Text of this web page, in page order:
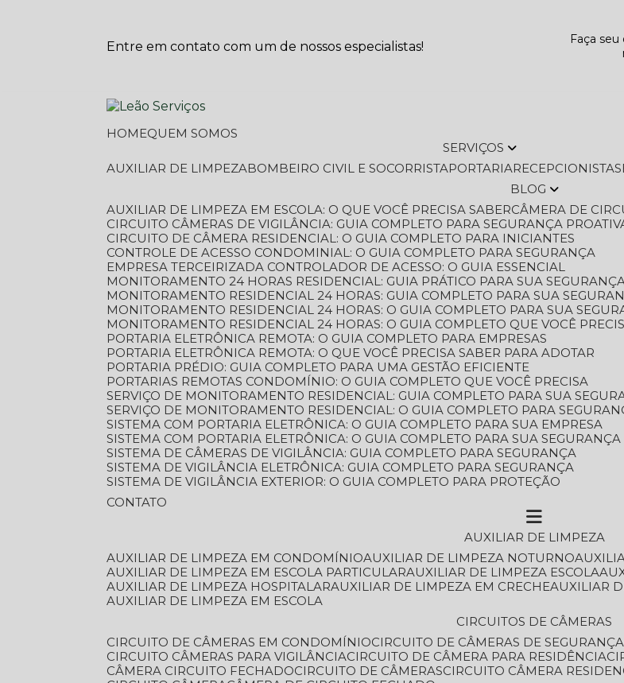
Entre em contato com um de nossos especialistas!
Faça
HOME
QUEM SOMOS
SERVIÇOS
AUXILIAR DE LIMPEZA
BOMBEIRO CIVIL E SOCORRISTA PORTARIA RECEPCIONISTA
BLOG
AUXILIAR DE LIMPEZA EM ESCOLA: O QUE VOCÊ PRECISA SABER
CÂMERA DE
CIRCUITO CÂMERAS DE VIGILÂNCIA: GUIA COMPLETO PARA SEGURANÇA
CIRCUITO DE CÂMERA RESIDENCIAL: O GUIA COMPLETO PARA INICIANTES
CONTROLE DE ACESSO CONDOMINIAL: O GUIA COMPLETO PARA SEGURANÇA
EMPRESA TERCEIRIZADA CONTROLADOR DE ACESSO: O GUIA ESSENCIAL
MONITORAMENTO 24 HORAS RESIDENCIAL: GUIA PRÁTICO PARA SUA
MONITORAMENTO RESIDENCIAL 24 HORAS: GUIA COMPLETO PARA SUA
MONITORAMENTO RESIDENCIAL 24 HORAS: O GUIA COMPLETO PARA SUA
MONITORAMENTO RESIDENCIAL 24 HORAS: O GUIA COMPLETO QUE VOCÊ
PORTARIA ELETRÔNICA REMOTA: O GUIA COMPLETO PARA EMPRESAS
PORTARIA ELETRÔNICA REMOTA: O QUE VOCÊ PRECISA SABER PARA ADOTAR
PORTARIA PRÉDIO: GUIA COMPLETO PARA UMA GESTÃO EFICIENTE
PORTARIAS REMOTAS CONDOMÍNIO: O GUIA COMPLETO QUE VOCÊ PRECISA
SERVIÇO DE MONITORAMENTO RESIDENCIAL: GUIA COMPLETO PARA SUA
SERVIÇO DE MONITORAMENTO RESIDENCIAL: O GUIA COMPLETO PARA
SISTEMA COM PORTARIA ELETRÔNICA: O GUIA COMPLETO PARA SUA EMPRESA
SISTEMA COM PORTARIA ELETRÔNICA: O GUIA COMPLETO PARA SUA SEGURANÇA
SISTEMA DE CÂMERAS DE VIGILÂNCIA: GUIA COMPLETO PARA SEGURANÇA
SISTEMA DE VIGILÂNCIA ELETRÔNICA: GUIA COMPLETO PARA SEGURANÇA
SISTEMA DE VIGILÂNCIA EXTERIOR: O GUIA COMPLETO PARA PROTEÇÃO
CONTATO
AUXILIAR DE LIMPEZA
AUXILIAR DE LIMPEZA EM CONDOMÍNIO
AUXILIAR DE LIMPEZA NOTURNO
AUXILIAR DE LIMPEZA EM ESCOLA PARTICULAR
AUXILIAR DE LIMPEZA ESCOLA
AUXILIAR DE LIMPEZA HOSPITALAR
AUXILIAR DE LIMPEZA EM CRECHE
AUXILIAR
AUXILIAR DE LIMPEZA EM ESCOLA
CIRCUITOS DE CÂMERAS
CIRCUITO DE CÂMERAS EM CONDOMÍNIO
CIRCUITO DE CÂMERAS DE SEGURANÇA
CIRCUITO CÂMERAS PARA VIGILÂNCIA
CIRCUITO DE CÂMERA PARA RESIDÊNCIA
CÂMERA CIRCUITO FECHADO
CIRCUITO DE CÂMERAS CIRCUITO CÂMERA